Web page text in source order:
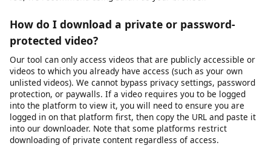
Does this work on iPhone / iOS?
Yes, videodownloader.net works on iPhone, iPad, and other iOS
web-based, there is no app to install. Simply visit our website,
paste the video URL, and download. Note that iOS has certain
restrictions on where downloaded files can be saved. You may
need to use the Files app or a third-party document manager to
access your downloaded content. For the best experience on
iOS, we recommend using Safari as your browser.